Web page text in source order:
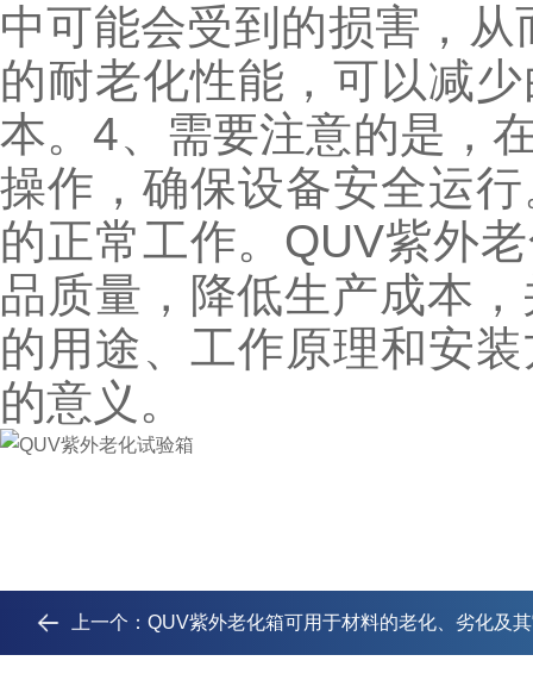
中可能会受到的损害，
的耐老化性能，可以减
本。 4、需要注意的是，
操作，确保设备安全运
的正常工作。 QUV紫外
品质量，降低生产成本
的用途、工作原理和安
的意义。
上一个： QUV紫外老化箱可用于材料的老化、劣化及